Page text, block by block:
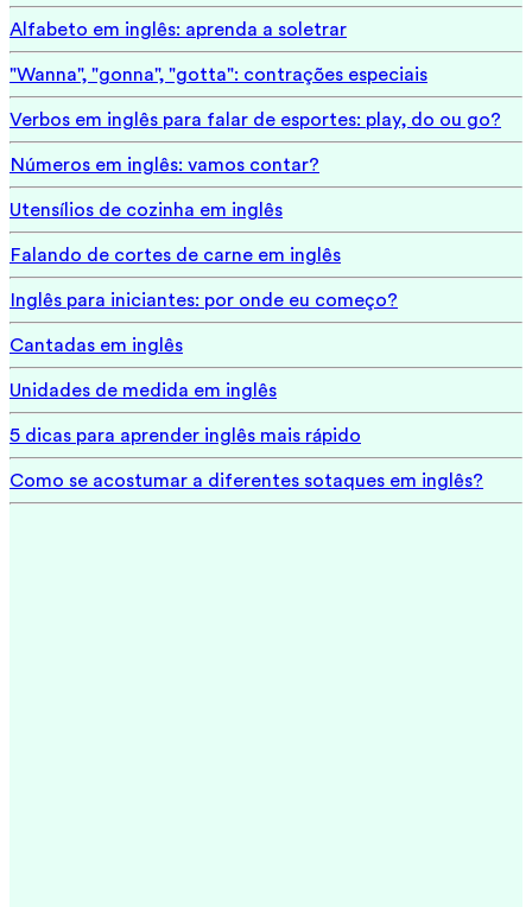
Alfabeto em inglês: aprenda a soletrar
"Wanna", "gonna", "gotta": contrações especiais
Verbos em inglês para falar de esportes: play, do ou go?
Números em inglês: vamos contar?
Utensílios de cozinha em inglês
Falando de cortes de carne em inglês
Inglês para iniciantes: por onde eu começo?
Cantadas em inglês
Unidades de medida em inglês
5 dicas para aprender inglês mais rápido
Como se acostumar a diferentes sotaques em inglês?